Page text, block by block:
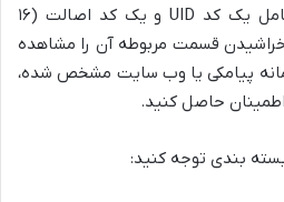
دارو هستند. این برچسب شامل یک کد UID و یک کد اصالت (۱۶
قسمت مربوطه آن را مشاهده
پیامکی یا وب سایت مشخص شده،
حاصل کنید.
بسته بندی توجه کنید: